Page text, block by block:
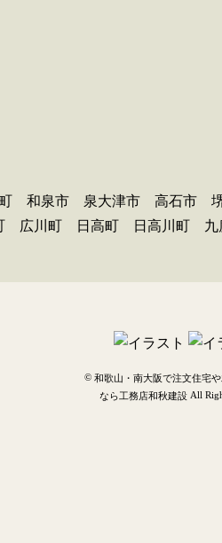
和泉市 泉大津市 高石市
広川町 日高町 日高川町
© 和歌山・南大阪で注文住宅
なら工務店和秋建設 All